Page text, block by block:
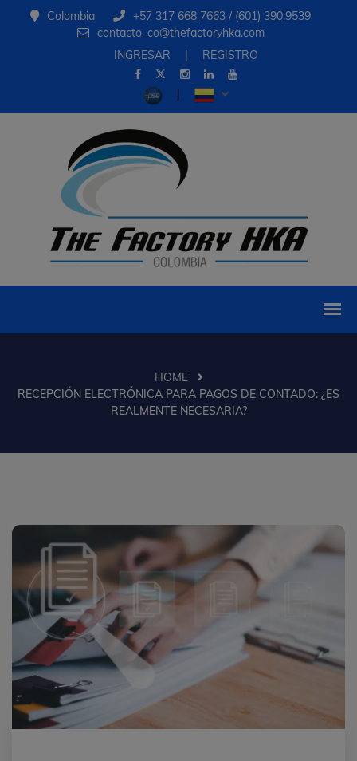
Colombia
+57 317 668 7663 / (601) 390.9539
contacto_co@thefactoryhka.com
INGRESAR
| REGISTRO
HOME
RECEPCIÓN ELECTRÓNICA PARA PAGOS DE CONTADO: ¿ES
REALMENTE NECESARIA?